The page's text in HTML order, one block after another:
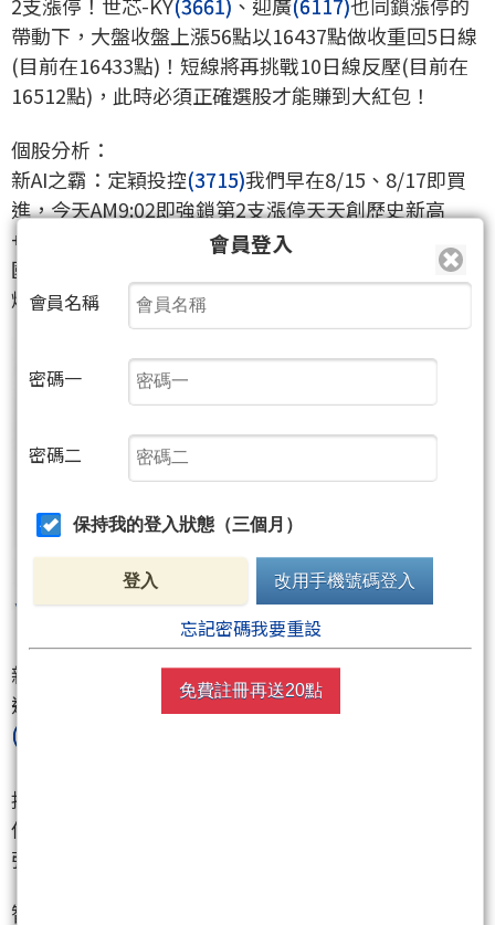
帶動下，大盤收盤上漲56點以16437點做收重回5日線
(目前在16433點)！短線將再挑戰10日線反壓(目前在
16512點)，此時必須正確選股才能賺到大紅包！
個股分析：
新AI之霸：定穎投控(3715)我們早在8/15、8/17即買
進，今天AM9:02即強鎖第2支漲停天天創歷史新高
+62%！由於AI與智慧車載產品將陸續發酵，再加上泰
國廠於今日動土預計明年Q4投入量產，明年營收將大
爆發！7月單月EPS：0.36元超越Q1 EPS：0.34元！
新AI概念股的廣運(6125)今天持續大漲！廣運強攻高速
運算散熱商機，產品已打入鴻海(2317)
(2382)
技嘉
伺服器營收的30%！外資和投信今天聯手大買8054
張！
智邦
會員登入
會員名稱
密碼一
密碼二
保持我的登入狀態（三個月）
登入 改用手機號碼登入
忘記密碼我要重設
免費註冊再送20點